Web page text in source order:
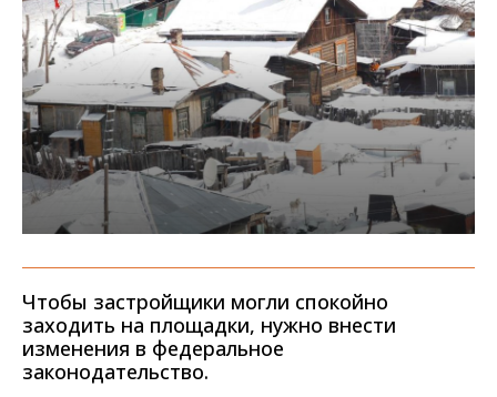
Чтобы застройщики могли спокойно
заходить на площадки, нужно внести
изменения в федеральное
законодательство.